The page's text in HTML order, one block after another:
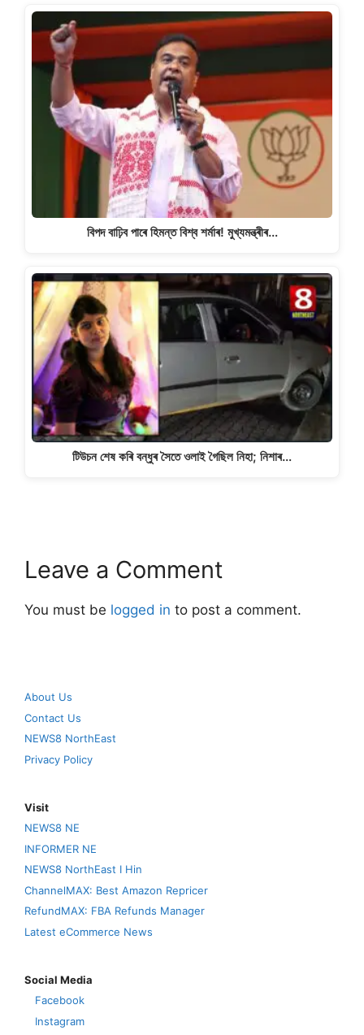
বিপদ বাঢ়িব পাৰে হিমন্ত বিশ্ব শৰ্মাৰ! মুখ্যমন্ত্ৰীৰ…
টিউচন শেষ কৰি বন্ধুৰ সৈতে ওলাই গৈছিল নিহা; নিশাৰ…
Leave a Comment
You must be logged in to post a comment.
About Us
Contact Us
NEWS8 NorthEast
Privacy Policy
Visit
NEWS8 NE
INFORMER NE
NEWS8 NorthEast I Hin
ChannelMAX: Best Amazon Repricer
RefundMAX: FBA Refunds Manager
Latest eCommerce News
Social Media
Facebook
Instagram